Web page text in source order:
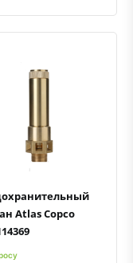
Быстрый просмотрДобавить к сравнению
Atlas Copco